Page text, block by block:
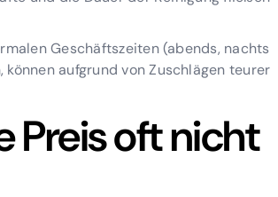
Geschäftszeiten (abends, nachts
aufgrund von Zuschlägen teurer
Preis oft nicht